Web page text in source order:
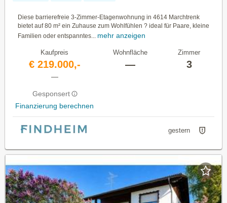
Diese barrierefreie 3-Zimmer-Etagenwohnung in 4614 Marchtrenk
bietet auf 80 m² ein Zuhause zum Wohlfühlen ? ideal für Paare, kleine
Familien oder entspanntes...
mehr anzeigen
Kaufpreis
€ 219.000,-
—
Gesponsert
Finanzierung berechnen
Wohnfläche
—
Zimmer
3
gestern